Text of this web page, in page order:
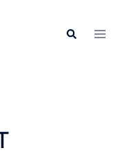
Search